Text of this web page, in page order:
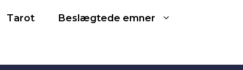
Tarot Beslægtede emner